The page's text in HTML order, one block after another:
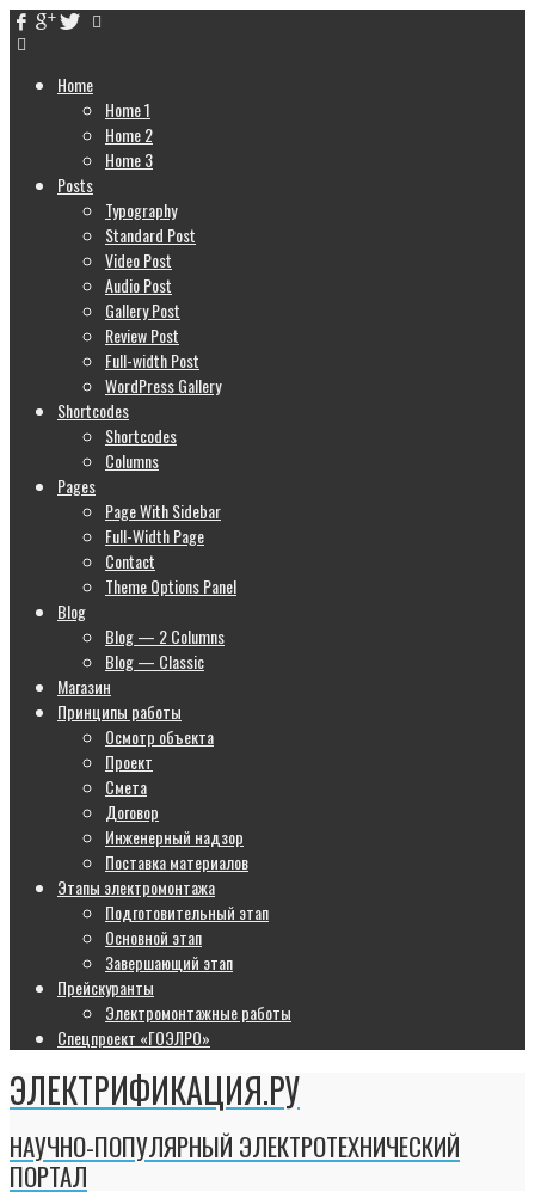
Home
Home 1
Home 2
Home 3
Posts
Typography
Standard Post
Video Post
Audio Post
Gallery Post
Review Post
Full-width Post
WordPress Gallery
Shortcodes
Shortcodes
Columns
Pages
Page With Sidebar
Full-Width Page
Contact
Theme Options Panel
Blog
Blog — 2 Columns
Blog — Classic
Магазин
Принципы работы
Осмотр объекта
Проект
Смета
Договор
Инженерный надзор
Поставка материалов
Этапы электромонтажа
Подготовительный этап
Основной этап
Завершающий этап
Прейскуранты
Электромонтажные работы
Спецпроект «ГОЭЛРО»
ЭЛЕКТРИФИКАЦИЯ.РУ
НАУЧНО-ПОПУЛЯРНЫЙ ЭЛЕКТРОТЕХНИЧЕСКИЙ
ПОРТАЛ